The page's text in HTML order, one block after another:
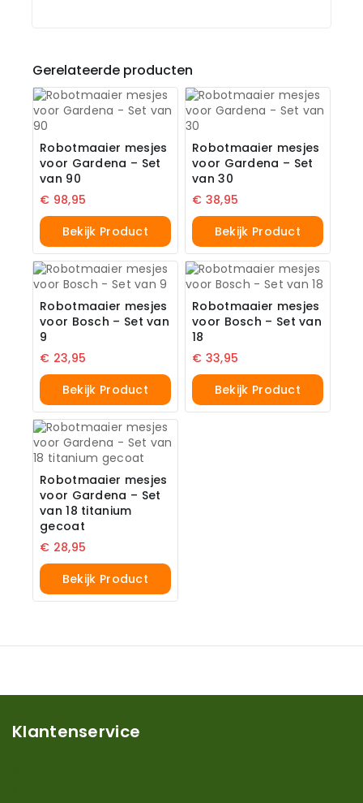
Gerelateerde producten
Robotmaaier mesjes
voor Gardena – Set
van 90
€ 98,95
Bekijk Product
Robotmaaier mesjes
voor Gardena – Set
van 30
€ 38,95
Bekijk Product
Robotmaaier mesjes
voor Bosch – Set van
9
€ 23,95
Bekijk Product
Robotmaaier mesjes
voor Bosch – Set van
18
€ 33,95
Bekijk Product
Robotmaaier mesjes
voor Gardena – Set
van 18 titanium
gecoat
€ 28,95
Bekijk Product
Klantenservice